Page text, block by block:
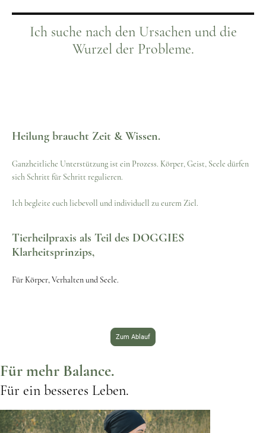
Ich suche nach den Ursachen und die
Wurzel der Probleme.
Für mehr Balance.
Für ein besseres Leben.
Heilung braucht Zeit & Wissen.
Ganzheitliche Unterstützung ist ein Prozess. Körper, Geist, Seele dürfen
sich Schritt für Schritt regulieren.
Ich begleite euch liebevoll und individuell zu eurem Ziel.
Tierheilpraxis als Teil des DOGGIES
Klarheitsprinzips,
Für Körper, Verhalten und Seele.
Zum Ablauf